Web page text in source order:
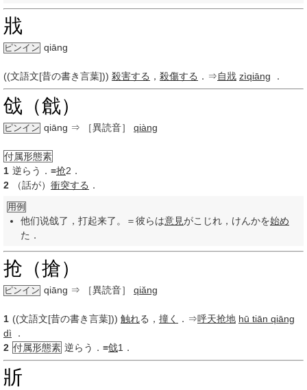
戕
ピンイン qiāng
((文語文[昔の書き言葉])) 殺害する ， 殺傷する ．⇒自戕 zìqiāng ．
戗（戧）
ピンイン qiāng ⇒ ［異読音］ qiàng
付属形態素
1 逆らう．≡抢2．
2
（話が） 衝突する ．
用例
他们说戗了，打起来了。＝彼らは意見がこじれ，けんかを始め
た．
抢（搶）
ピンイン qiāng ⇒ ［異読音］ qiǎng
1 ((文語文[昔の書き言葉])) 触れる， 撞く ．⇒呼天抢地 hū tiān qiāng
dì ．
2 付属形態素 逆らう．≡戗1．
斨